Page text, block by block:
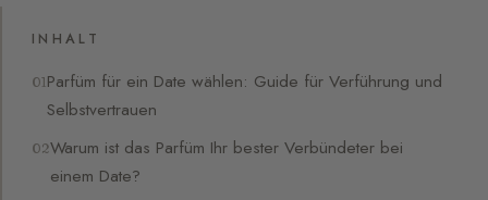
INHALT
Parfüm für ein Date wählen: Guide für Verführung und
Selbstvertrauen
Warum ist das Parfüm Ihr bester Verbündeter bei
einem Date?